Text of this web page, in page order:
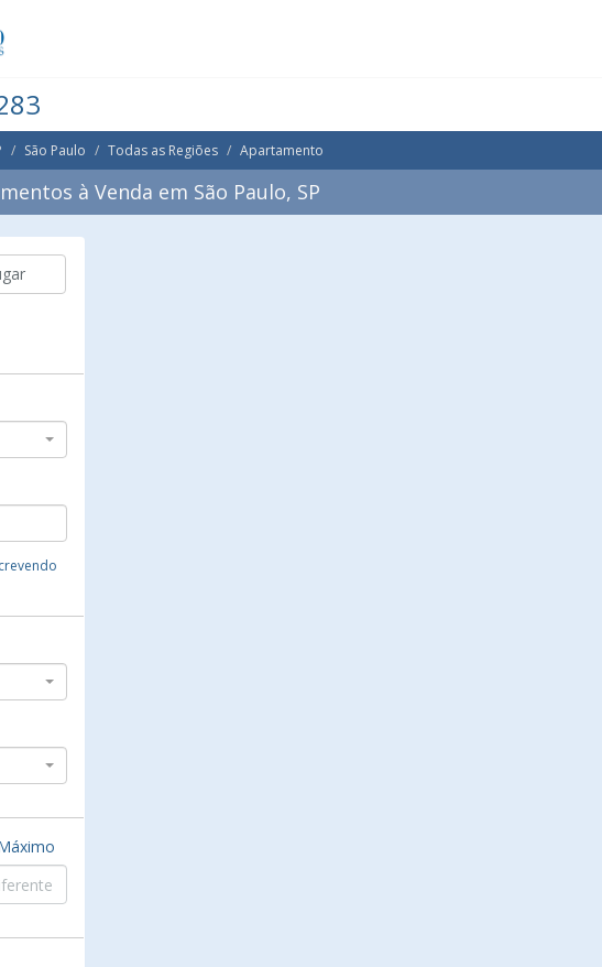
São Paulo Todas as Regiões Apartamento
à Venda em São Paulo, SP